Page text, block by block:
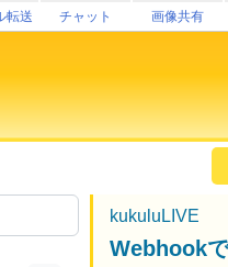
転送 チャット 画像共有
kukuluLIVE
Webhook